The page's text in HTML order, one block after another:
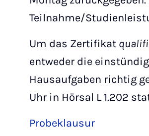
Teilnahme/
Um das Zertifikat
entweder die
Hausaufgaben richtig
Uhr in Hörsal L 1.202
Probeklausur